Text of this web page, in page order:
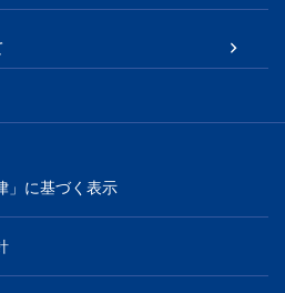
」に基づく表示